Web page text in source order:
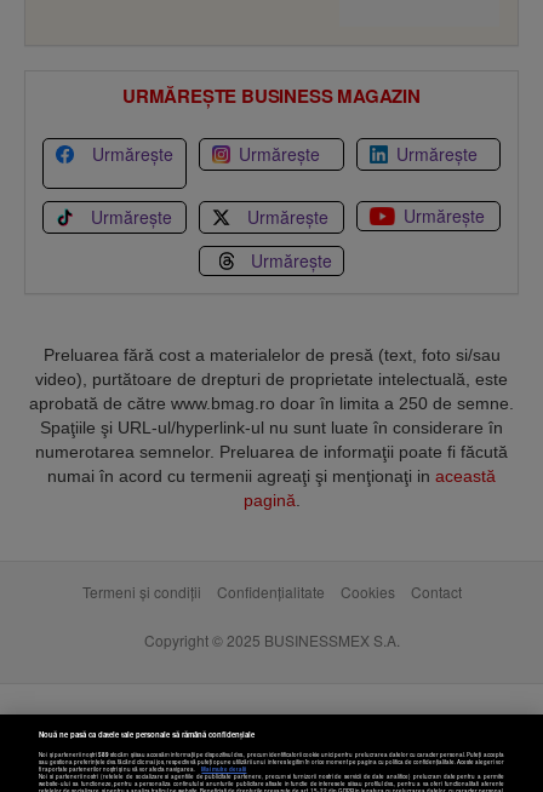
URMĂREȘTE BUSINESS MAGAZIN
Urmărește Urmărește Urmărește
Urmărește Urmărește
Urmărește
Urmărește
Preluarea fără cost a materialelor de presă (text, foto si/sau
video), purtătoare de drepturi de proprietate intelectuală, este
aprobată de către www.bmag.ro doar în limita a 250 de semne.
Spaţiile şi URL-ul/hyperlink-ul nu sunt luate în considerare în
numerotarea semnelor. Preluarea de informaţii poate fi făcută
numai în acord cu termenii agreaţi şi menţionaţi in această
pagină
Termeni și condiții Confidențialitate Cookies Contact
Copyright © 2025 BUSINESSMEX S.A.
Nouă ne pasă ca datele tale personale să rămână confidențiale
Noi și partenerii noștri589stocăm și/sau accesăm informații pe dispozitivul dvs., precum identificatorii cookie unici pentru prelucrarea datelor cu caracter personal. Puteți accepta
sau gestiona preferințele dvs. făcând clic mai jos, respectiv vă puteți opune utilizării unui interes legitim în orice moment pe pagina cu politica de confidențialitate. Aceste alegeri vor
fi raportate partenerilor noștri și nu vă vor afecta navigarea.
Mai multe detalii
Noi si partenerii nostri (retelele de socializare si agentiile de publicitate partenere, precum si furnizorii nostri de servicii de date analitice) prelucram date pentru a permite
website-ului sa functioneze, pentru a personaliza continutul si anunturile publicitare afisate in functie de interesele si/sau profilul dvs., pentru a va oferi functionalitati aferente
retelelor de socializare si pentru a analiza traficul pe website. Beneficiati de drepturile prevazute de art. 15-22 din GDPR in legatura cu prelucrarea datelor cu caracter personal.